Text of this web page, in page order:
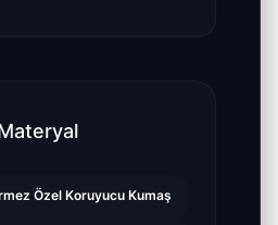
Özel Koruyucu Kumaş